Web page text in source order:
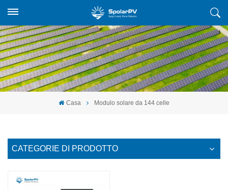
Casa Modulo solare da 144 celle
CATEGORIE DI PRODOTTO